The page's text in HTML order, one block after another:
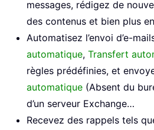
messages, rédigez de
des contenus et bien plus
Automatisez l’envoi d’e-
automatique, Transfert
règles prédéfinies, et
automatique (Absent du
d’un serveur Exchange…
Recevez des rappels tels